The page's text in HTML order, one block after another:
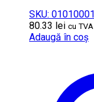
SKU:
80.33 lei cu TVA
Adaugă în coș